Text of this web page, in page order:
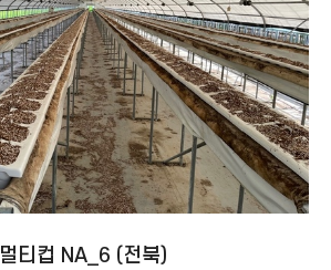
멀티컵 NA_6 (전북)